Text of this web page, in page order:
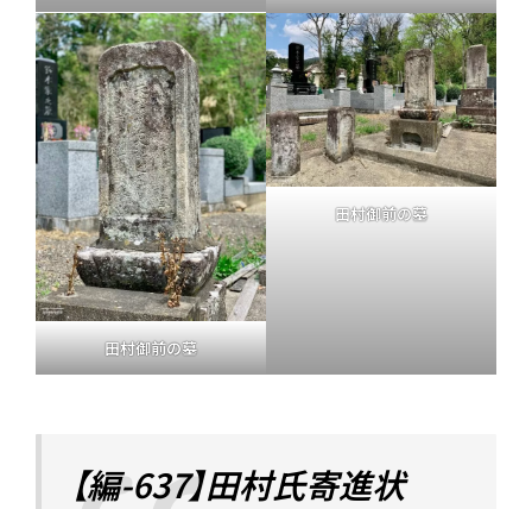
田村御前の墓
田村御前の墓
【編-637】田村氏寄進状